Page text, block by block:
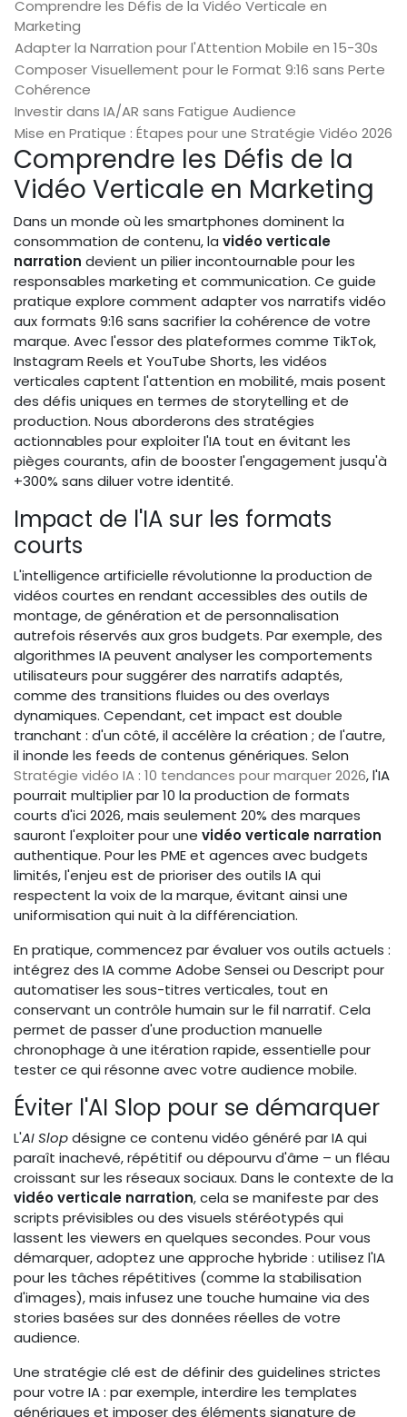
Comprendre les Défis de la Vidéo Verticale en
Marketing
Adapter la Narration pour l'Attention Mobile en 15-30s
Composer Visuellement pour le Format 9:16 sans Perte
Cohérence
Investir dans IA/AR sans Fatigue Audience
Mise en Pratique : Étapes pour une Stratégie Vidéo 2026
Comprendre les Défis de la
Vidéo Verticale en Marketing
Dans un monde où les smartphones dominent la
consommation de contenu, la vidéo verticale
narration devient un pilier incontournable pour les
responsables marketing et communication. Ce guide
pratique explore comment adapter vos narratifs vidéo
aux formats 9:16 sans sacrifier la cohérence de votre
marque. Avec l'essor des plateformes comme TikTok,
Instagram Reels et YouTube Shorts, les vidéos
verticales captent l'attention en mobilité, mais posent
des défis uniques en termes de storytelling et de
production. Nous aborderons des stratégies
actionnables pour exploiter l'IA tout en évitant les
pièges courants, afin de booster l'engagement jusqu'à
+300% sans diluer votre identité.
Impact de l'IA sur les formats
courts
L'intelligence artificielle révolutionne la production de
vidéos courtes en rendant accessibles des outils de
montage, de génération et de personnalisation
autrefois réservés aux gros budgets. Par exemple, des
algorithmes IA peuvent analyser les comportements
utilisateurs pour suggérer des narratifs adaptés,
comme des transitions fluides ou des overlays
dynamiques. Cependant, cet impact est double
tranchant : d'un côté, il accélère la création ; de l'autre,
il inonde les feeds de contenus génériques. Selon
Stratégie vidéo IA : 10 tendances pour marquer 2026, l'IA
pourrait multiplier par 10 la production de formats
courts d'ici 2026, mais seulement 20% des marques
sauront l'exploiter pour une vidéo verticale narration
authentique. Pour les PME et agences avec budgets
limités, l'enjeu est de prioriser des outils IA qui
respectent la voix de la marque, évitant ainsi une
uniformisation qui nuit à la différenciation.
En pratique, commencez par évaluer vos outils actuels :
intégrez des IA comme Adobe Sensei ou Descript pour
automatiser les sous-titres verticales, tout en
conservant un contrôle humain sur le fil narratif. Cela
permet de passer d'une production manuelle
chronophage à une itération rapide, essentielle pour
tester ce qui résonne avec votre audience mobile.
Éviter l'AI Slop pour se démarquer
L'AI Slopdésigne ce contenu vidéo généré par IA qui
paraît inachevé, répétitif ou dépourvu d'âme – un fléau
croissant sur les réseaux sociaux. Dans le contexte de la
vidéo verticale narration, cela se manifeste par des
scripts prévisibles ou des visuels stéréotypés qui
lassent les viewers en quelques secondes. Pour vous
démarquer, adoptez une approche hybride : utilisez l'IA
pour les tâches répétitives (comme la stabilisation
d'images), mais infusez une touche humaine via des
stories basées sur des données réelles de votre
audience.
Une stratégie clé est de définir des guidelines strictes
pour votre IA : par exemple, interdire les templates
génériques et imposer des éléments signature de